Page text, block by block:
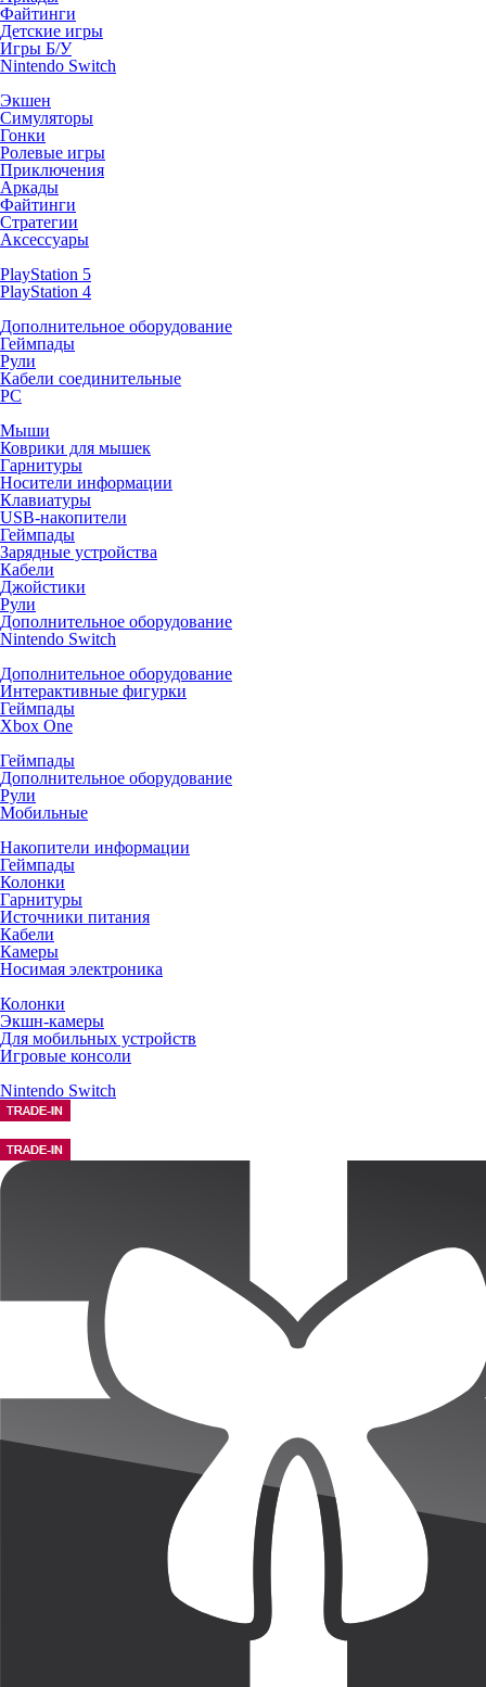
Файтинги
Детские игры
Игры Б/У
Nintendo Switch
Экшен
Симуляторы
Гонки
Ролевые игры
Приключения
Аркады
Файтинги
Стратегии
Аксессуары
PlayStation 5
PlayStation 4
Дополнительное оборудование
Геймпады
Рули
Кабели соединительные
PC
Мыши
Коврики для мышек
Гарнитуры
Носители информации
Клавиатуры
USB-накопители
Геймпады
Зарядные устройства
Кабели
Джойстики
Рули
Дополнительное оборудование
Nintendo Switch
Дополнительное оборудование
Интерактивные фигурки
Геймпады
Xbox One
Геймпады
Дополнительное оборудование
Рули
Мобильные
Накопители информации
Геймпады
Колонки
Гарнитуры
Источники питания
Кабели
Камеры
Носимая электроника
Колонки
Экшн-камеры
Для мобильных устройств
Игровые консоли
Nintendo Switch